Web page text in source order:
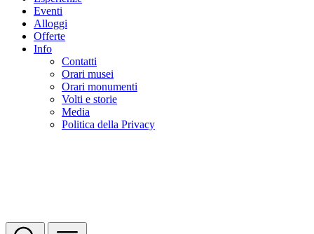
Eventi
Alloggi
Offerte
Info
Contatti
Orari musei
Orari monumenti
Volti e storie
Media
Politica della Privacy